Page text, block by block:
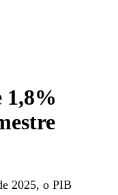
1,8%
2025, o PIB